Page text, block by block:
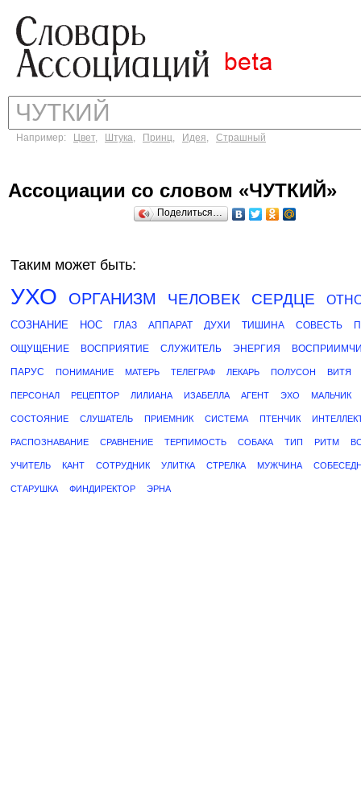
Например: Цвет, Штука, Принц, Идея, Страшный
Ассоциации со словом «ЧУТКИЙ»
Поделиться…
Таким может быть:
УХО ОРГАНИЗМ ЧЕЛОВЕК СЕРДЦЕ
СОЗНАНИЕ НОС ГЛАЗ АППАРАТ ДУХИ ТИШИНА СОВЕСТЬ
ОЩУЩЕНИЕ ВОСПРИЯТИЕ СЛУЖИТЕЛЬ ЭНЕРГИЯ
ПАРУС ПОНИМАНИЕ МАТЕРЬ ТЕЛЕГРАФ ЛЕКАРЬ ПОЛУСОН ВИТЯ
ПЕРСОНАЛ РЕЦЕПТОР ЛИЛИАНА ИЗАБЕЛЛА АГЕНТ ЭХО МАЛЬЧИК
СОСТОЯНИЕ СЛУШАТЕЛЬ ПРИЕМНИК СИСТЕМА ПТЕНЧИК
РАСПОЗНАВАНИЕ СРАВНЕНИЕ ТЕРПИМОСТЬ СОБАКА ТИП РИТМ
УЧИТЕЛЬ КАНТ СОТРУДНИК УЛИТКА СТРЕЛКА МУЖЧИНА
СТАРУШКА ФИНДИРЕКТОР ЭРНА